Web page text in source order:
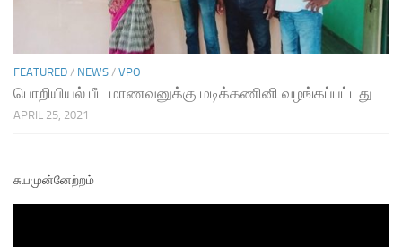
FEATURED / NEWS / VPO
பொறியியல் பீட மாணவனுக்கு மடிக்கணினி வழங்கப்பட்டது.
APRIL 25, 2021
சுயமுன்னேற்றம்